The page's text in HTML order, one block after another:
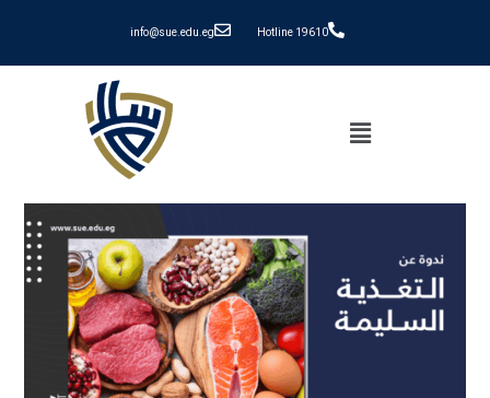
info@sue.edu.eg Hotline 19610